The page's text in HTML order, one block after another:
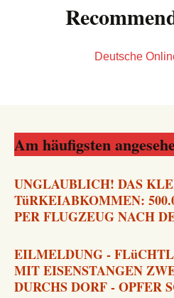
Deutsche
Am häufigsten
UNGLAUBLICH! DAS
TüRKEIABKOMMEN:
PER FLUGZEUG NACH
EILMELDUNG -
MIT EISENSTANGEN
DURCHS DORF - OPFER